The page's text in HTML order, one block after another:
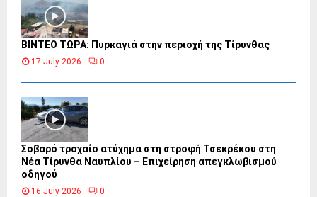
ΒΙΝΤΕΟ ΤΩΡΑ: Πυρκαγιά στην περιοχή της Τίρυνθας
17 July 2026 0
Σοβαρό τροχαίο ατύχημα στη στροφή Τσεκρέκου στη
Νέα Τίρυνθα Ναυπλίου – Επιχείρηση απεγκλωβισμού
οδηγού
16 July 2026 0